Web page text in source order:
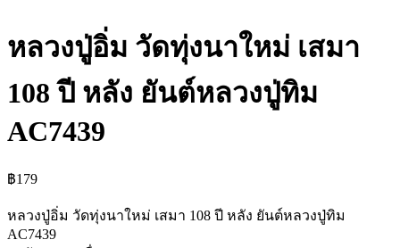
หลวงปู่อิ่ม วัดทุ่งนาใหม่ เสมา
108 ปี หลัง ยันต์หลวงปู่ทิม
AC7439
฿179
หลวงปู่อิ่ม วัดทุ่งนาใหม่ เสมา 108 ปี หลัง ยันต์หลวงปู่ทิม
AC7439